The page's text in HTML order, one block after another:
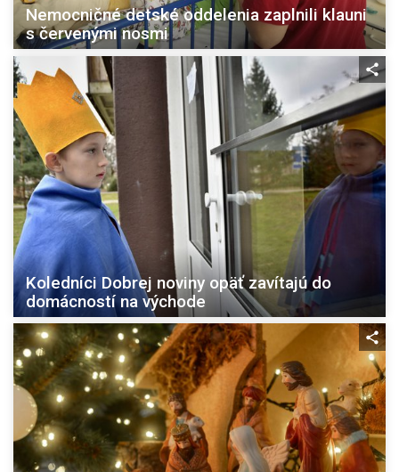
Nemocničné detské oddelenia zaplnili klauni
s červenými nosmi
Koledníci Dobrej noviny opäť zavítajú do
domácností na východe